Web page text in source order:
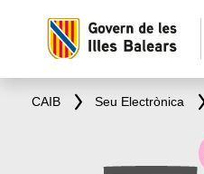
CAIB Seu Electrònica